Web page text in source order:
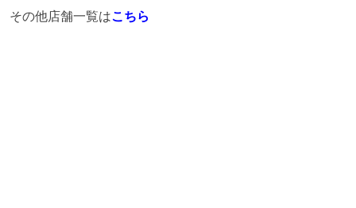
その他店舗一覧はこちら